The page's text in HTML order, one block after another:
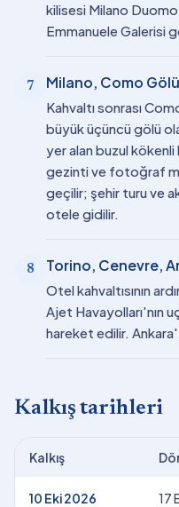
kilisesi Milano
Emmanuele Galerisi
7 Milano, Como
Kahvaltı sonrası
büyük üçüncü gölü
yer alan buzul
gezinti ve fotoğraf
geçilir; şehir turu ve
otele gidilir.
8 Torino, Cenevre,
Otel kahvaltısının
Ajet Havayolları'nın
hareket edilir.
Kalkış tarihleri
Kalkış
10 Eki 2026 17